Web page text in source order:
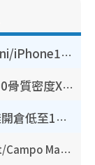
豐澤優惠勁減低至44折！Mac mini/iPhone17Pro大減價！廚房家電$220起
港大推賽馬會強化骨骼計劃！$100骨質密度X光檢查 完成免費運動訓練送超市禮券！附參加資格
開倉優惠 | 尖沙咀海港城名牌波鞋開倉低至1折！On鞋$899起／Joy&Peace鞋履$98起
開倉優惠｜銅鑼灣時代廣場Doughnut/Campo Marzio開倉低至1折！背囊、書包、手袋劈價$200起